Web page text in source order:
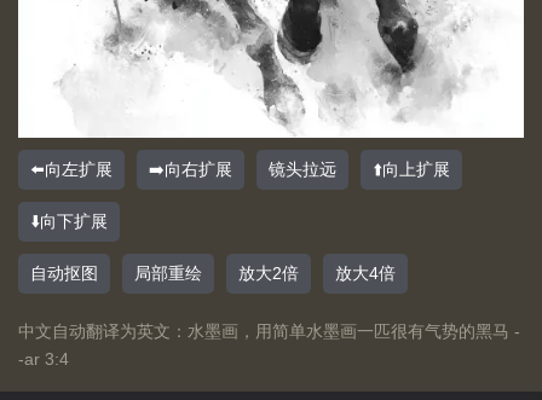
⬅️向左扩展 ➡️向右扩展 镜头拉远 ⬆️向上扩展
⬇️向下扩展
自动抠图 局部重绘 放大2倍 放大4倍
中文自动翻译为英文：水墨画，用简单水墨画一匹很有气势的黑马 -
-ar 3:4